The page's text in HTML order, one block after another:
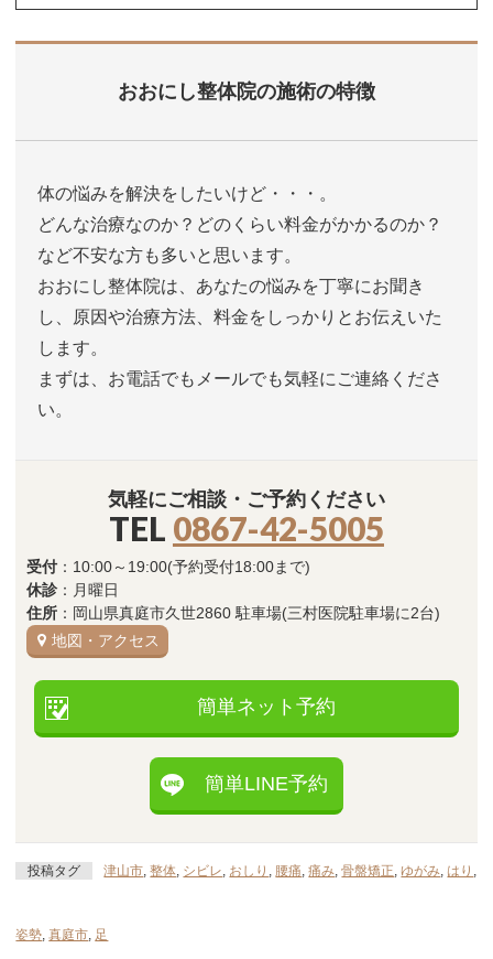
おおにし整体院の施術の特徴
体の悩みを解決をしたいけど・・・。
どんな治療なのか？どのくらい料金がかかるのか？
など不安な方も多いと思います。
おおにし整体院は、あなたの悩みを丁寧にお聞き
し、原因や治療方法、料金をしっかりとお伝えいた
します。
まずは、お電話でもメールでも気軽にご連絡くださ
い。
気軽にご相談・ご予約ください
TEL 0867-42-5005
受付 ：10:00～19:00(予約受付18:00まで)
休診 ：月曜日
住所 ：岡山県真庭市久世2860 駐車場(三村医院駐車場に2台)
地図・アクセス
簡単ネット予約
簡単LINE予約
投稿タグ 津山市,整体, シビレ, おしり , 腰痛,痛み,骨盤矯正,ゆがみ, はり ,
姿勢,真庭市, 足